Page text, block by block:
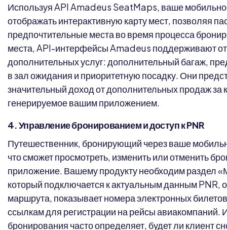
Используя API Amadeus SeatMaps, ваше
отображать интерактивную карту мест, позволяя
предпочтительные места во время процесса
места, API-интерфейсы Amadeus поддерживают
дополнительных услуг: дополнительный багаж,
в зал ожидания и приоритетную посадку. Они
значительный доход от дополнительных продаж
генерируемое вашим приложением.
4. Управление бронированием и доступ к PNR
Путешественник, бронирующий через ваше
что сможет просмотреть, изменить или отменить
приложение. Вашему продукту необходим раздел
который подключается к актуальным данным PNR,
маршрута, показывает номера электронных
ссылкам для регистрации на рейсы авиакомпаний.
бронирования часто определяет, будет ли клиент